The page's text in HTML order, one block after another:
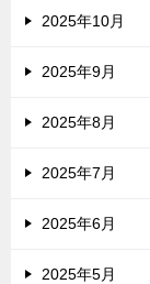
2025年10月
2025年9月
2025年8月
2025年7月
2025年6月
2025年5月